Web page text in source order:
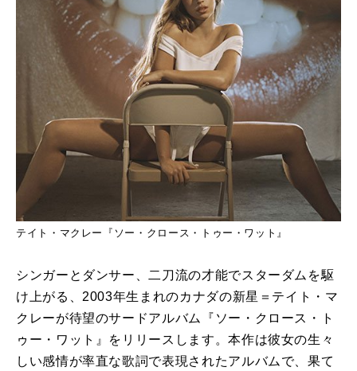
テイト・マクレー『ソー・クロース・トゥー・ワット』
シンガーとダンサー、二刀流の才能でスターダムを駆
け上がる、2003年生まれのカナダの新星＝テイト・マ
クレーが待望のサードアルバム『ソー・クロース・ト
ゥー・ワット』をリリースします。本作は彼女の生々
しい感情が率直な歌詞で表現されたアルバムで、果て